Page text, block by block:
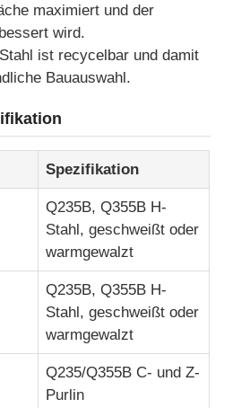
aus Leichtstahl
maximiert und der
wird.
ist recycelbar und damit
Bauauswahl.
Spezifikation
Q235B, Q355B H-
Stahl, geschweißt oder
warmgewalzt
Q235B, Q355B H-
Stahl, geschweißt oder
warmgewalzt
Q235/Q355B C- und Z-
Purlin